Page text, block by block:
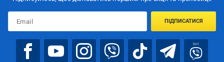
ПІДПИСАТИСЯ
bot